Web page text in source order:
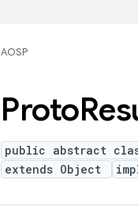
AOSP
Proto
public abstract
extends Object